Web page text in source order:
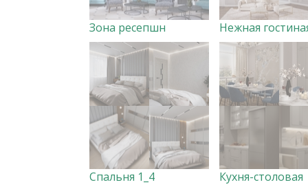
Зона ресепшн Нежная
Спальня 1_4 Кухня-столовая